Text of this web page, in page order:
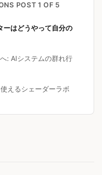
POST 1 OF 5
ーはどうやって自分の
: AIシステムの群れ行
えるシェーダーラボ